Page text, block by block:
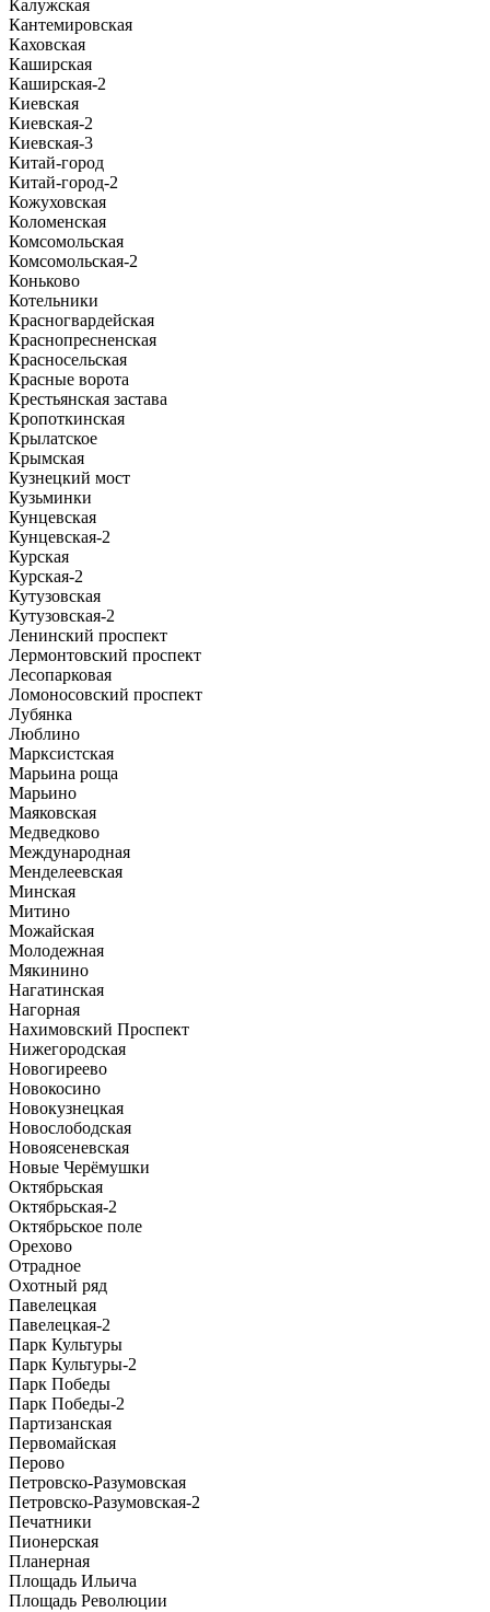
Калужская
Кантемировская
Каховская
Каширская
Каширская-2
Киевская
Киевская-2
Киевская-3
Китай-город
Китай-город-2
Кожуховская
Коломенская
Комсомольская
Комсомольская-2
Коньково
Котельники
Красногвардейская
Краснопресненская
Красносельская
Красные ворота
Крестьянская застава
Кропоткинская
Крылатское
Крымская
Кузнецкий мост
Кузьминки
Кунцевская
Кунцевская-2
Курская
Курская-2
Кутузовская
Кутузовская-2
Ленинский проспект
Лермонтовский проспект
Лесопарковая
Ломоносовский проспект
Лубянка
Люблино
Марксистская
Марьина роща
Марьино
Маяковская
Медведково
Международная
Менделеевская
Минская
Митино
Можайская
Молодежная
Мякинино
Нагатинская
Нагорная
Нахимовский Проспект
Нижегородская
Новогиреево
Новокосино
Новокузнецкая
Новослободская
Новоясеневская
Новые Черёмушки
Октябрьская
Октябрьская-2
Октябрьское поле
Орехово
Отрадное
Охотный ряд
Павелецкая
Павелецкая-2
Парк Культуры
Парк Культуры-2
Парк Победы
Парк Победы-2
Партизанская
Первомайская
Перово
Петровско-Разумовская
Петровско-Разумовская-2
Печатники
Пионерская
Планерная
Площадь Ильича
Площадь Революции